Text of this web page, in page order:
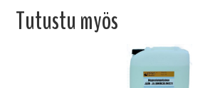
Tutustu myös